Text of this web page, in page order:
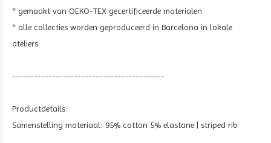
* gemaakt van OEKO-TEX gecertificeerde materialen
* alle collecties worden geproduceerd in Barcelona in lokale
ateliers
------------------------------------------
Productdetails:
Samenstelling materiaal: 95% cotton 5% elastane | striped rib